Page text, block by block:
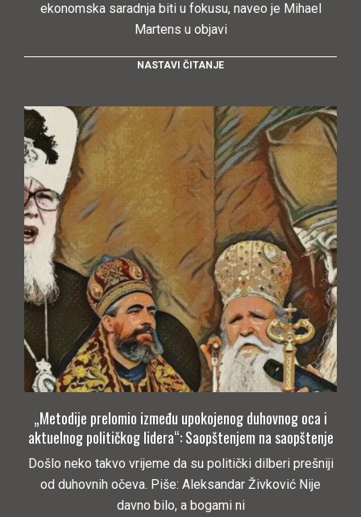
ekonomska saradnja biti u fokusu, naveo je Mihael
Martens u objavi
NASTAVI ČITANJE
„Metodije prelomio između upokojenog duhovnog oca i
aktuelnog političkog lidera“: Saopštenjem na saopštenje
Došlo neko takvo vrijeme da su politički dilberi prešniji
od duhovnih očeva. Piše: Aleksandar Živković Nije
davno bilo, a bogami ni